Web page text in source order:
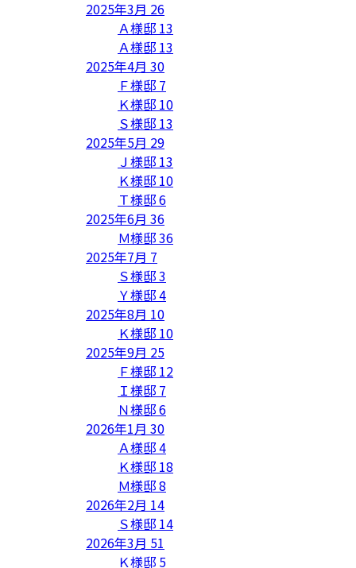
2025年3月 26
Ａ様邸 13
Ａ様邸 13
2025年4月 30
Ｆ様邸 7
Ｋ様邸 10
Ｓ様邸 13
2025年5月 29
Ｊ様邸 13
Ｋ様邸 10
Ｔ様邸6
2025年6月 36
Ｍ様邸36
2025年7月 7
Ｓ様邸3
Ｙ様邸4
2025年8月 10
Ｋ様邸 10
2025年9月 25
Ｆ様邸 12
Ｉ様邸 7
Ｎ様邸6
2026年1月 30
Ａ様邸4
Ｋ様邸 18
Ｍ様邸8
2026年2月 14
Ｓ様邸 14
2026年3月 51
Ｋ様邸 5